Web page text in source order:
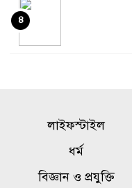
৪
লাইফস্টাইল
ধর্ম
বিজ্ঞান ও প্রযুক্তি